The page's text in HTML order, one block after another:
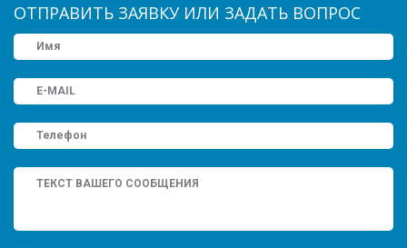
ОТПРАВИТЬ ЗАЯВКУ ИЛИ ЗАДАТЬ ВОПРОС